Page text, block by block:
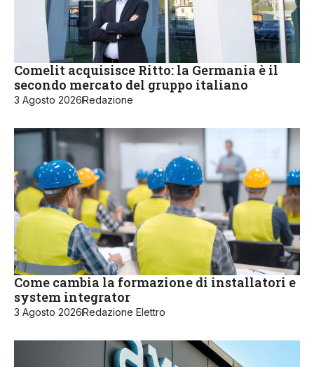
Comelit acquisisce Ritto: la Germania è il
secondo mercato del gruppo italiano
3 Agosto 2026 Redazione
Come cambia la formazione di installatori e
system integrator
3 Agosto 2026 Redazione Elettro